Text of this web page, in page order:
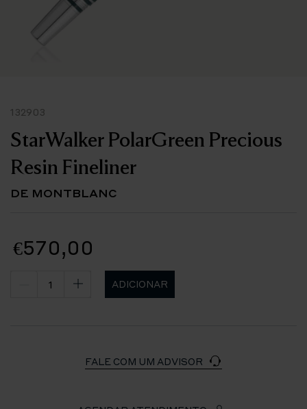
132903
StarWalker PolarGreen Precious
Resin Fineliner
DE MONTBLANC
€570,00
ADICIONAR
FALE COM UM ADVISOR